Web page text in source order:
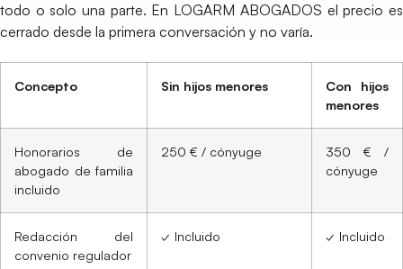
todo o solo una parte. En LOGARM ABOGADOS el precio es
cerrado desde la primera conversación y no varía.
Concepto Sin hijos menores
Con hijos
menores
Honorarios de
abogado de familia
incluido
250 € / cónyuge
350 € /
cónyuge
Redacción del
convenio regulador
✓ Incluido ✓ Incluido